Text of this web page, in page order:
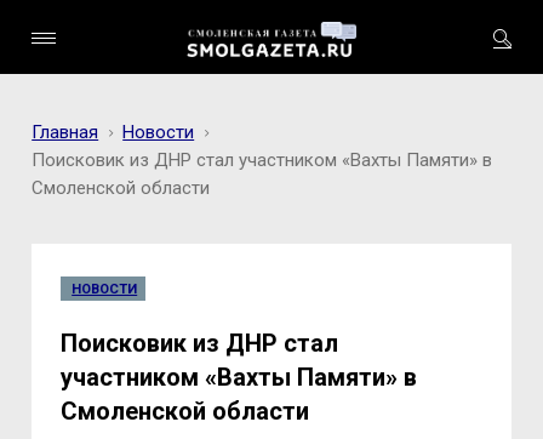
Главная
Новости
Поисковик из ДНР стал участником «Вахты Памяти» в
Смоленской области
НОВОСТИ
Поисковик из ДНР стал
участником «Вахты Памяти» в
Смоленской области